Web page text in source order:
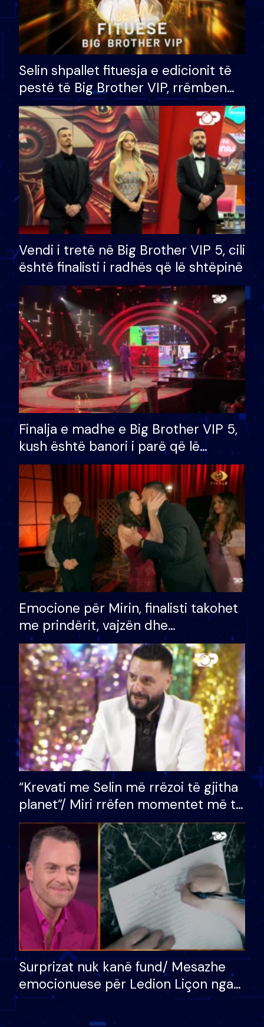
Selin shpallet fituesja e edicionit të
pestë të Big Brother VIP, rrëmben
çmimin e madh prej 100 mijë eurosh
Vendi i tretë në Big Brother VIP 5, cili
është finalisti i radhës që lë shtëpinë
Finalja e madhe e Big Brother VIP 5,
kush është banori i parë që lë
shtëpinë dhe humb mundësinë për
të fituar çmimin e madh
Emocione për Mirin, finalisti takohet
me prindërit, vajzën dhe
bashkëshorten: S’kemi ndonjë letër
divorci apo jo?
“Krevati me Selin më rrëzoi të gjitha
planet”/ Miri rrëfen momentet më të
bukura në shtëpinë e BB VIP: Do më
mungojë zilja e mëngjesit kur…
Surprizat nuk kanë fund/ Mesazhe
emocionuese për Ledion Liçon nga
nëna dhe fëmijët e tij, moderatori
nuk i mban dot lotët: Nuk meritoj…